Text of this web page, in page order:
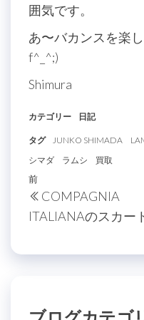
囲気です。
あ〜バカンスを楽
f^_^;)
Shimura
カテゴリー 日記
タグ JUNKO SHIMADA
シマダ
ラムシ 買取
投
稿
ナ
ビ
過
去
の
前
COMPAGNIA
ITALIANAのスカー